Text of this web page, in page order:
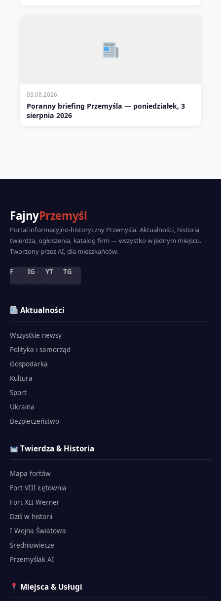
03.08.2026
Poranny briefing Przemyśla — poniedziałek, 3
sierpnia 2026
FajnyPrzemyśl
Portal informacyjno-historyczny Przemyśla. Aktualności, historia,
twierdza, ogłoszenia, katalog firm — wszystko w jednym miejscu.
Tworzony przez AI, dla mieszkańców.
F IG YT TG
Aktualności
Wszystkie newsy
Polityka i samorząd
Gospodarka
Kultura
Sport
Ukraina
Bezpieczeństwo
Twierdza & Historia
Mapa fortów
Fort VIII Łętownia
Fort XII Werner
Dziś w historii
I Wojna Światowa
Średniowiecze
Przemyślak AI
Miejsca & Usługi